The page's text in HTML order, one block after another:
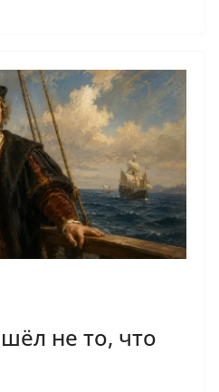
не то, что